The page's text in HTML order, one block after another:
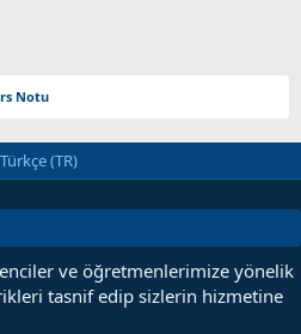
Notu
(TR)
ve öğretmenlerimize yönelik
tasnif edip sizlerin hizmetine